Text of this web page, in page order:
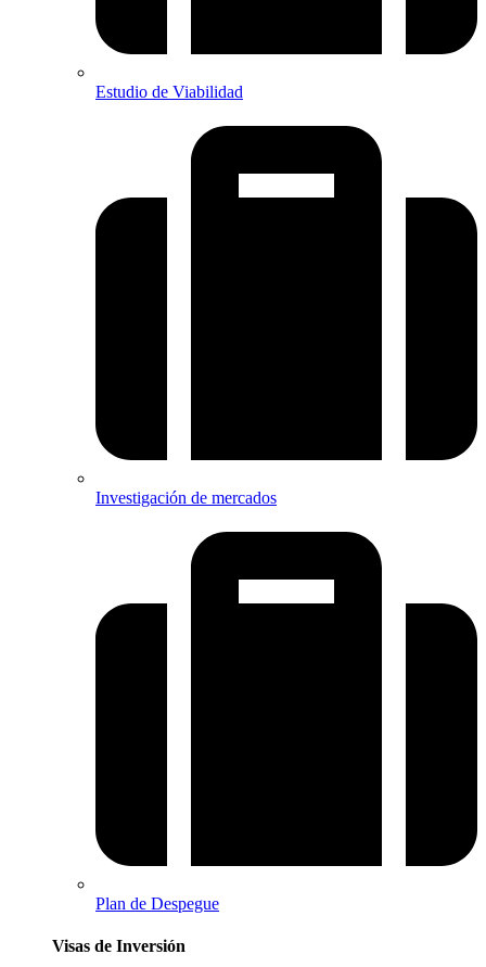
Estudio de Viabilidad
Investigación de mercados
Plan de Despegue
Visas de Inversión